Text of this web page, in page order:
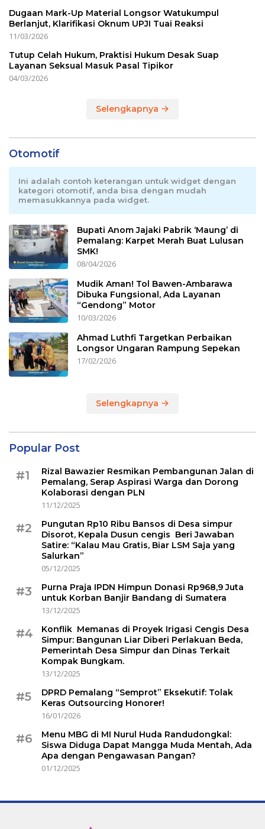
Dugaan Mark-Up Material Longsor Watukumpul
Berlanjut, Klarifikasi Oknum UPJI Tuai Reaksi
11/03/2026
Tutup Celah Hukum, Praktisi Hukum Desak Suap
Layanan Seksual Masuk Pasal Tipikor
04/03/2026
Selengkapnya
Otomotif
Ini adalah contoh keterangan untuk widget dengan
kategori otomotif, anda bisa dengan mudah
memasukkannya pada widget.
Bupati Anom Jajaki Pabrik ‘Maung’ di
Pemalang: Karpet Merah Buat Lulusan
SMK!
08/04/2026
Mudik Aman! Tol Bawen-Ambarawa
Dibuka Fungsional, Ada Layanan
“Gendong” Motor
10/03/2026
Ahmad Luthfi Targetkan Perbaikan
Longsor Ungaran Rampung Sepekan
17/02/2026
Selengkapnya
Popular Post
#1
Rizal Bawazier Resmikan Pembangunan Jalan di
Pemalang, Serap Aspirasi Warga dan Dorong
Kolaborasi dengan PLN
11/12/2025
#2
Pungutan Rp10 Ribu Bansos di Desa simpur
Disorot, Kepala Dusun cengis Beri Jawaban
Satire: “Kalau Mau Gratis, Biar LSM Saja yang
Salurkan”
05/12/2025
#3
Purna Praja IPDN Himpun Donasi Rp968,9 Juta
untuk Korban Banjir Bandang di Sumatera
13/12/2025
#4
Konflik Memanas di Proyek Irigasi Cengis Desa
Simpur: Bangunan Liar Diberi Perlakuan Beda,
Pemerintah Desa Simpur dan Dinas Terkait
Kompak Bungkam.
13/12/2025
#5
DPRD Pemalang “Semprot” Eksekutif: Tolak
Keras Outsourcing Honorer!
16/01/2026
#6
Menu MBG di MI Nurul Huda Randudongkal:
Siswa Diduga Dapat Mangga Muda Mentah, Ada
Apa dengan Pengawasan Pangan?
01/12/2025